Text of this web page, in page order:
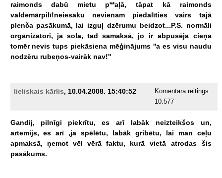
raimonds
dabū mietu p**aļā, tāpat kā
raimonds
valdemārpilī!neiesaku
nevienam piedalīties vairs
tajā
plenča pasākumā, lai izguļ dzērumu beidzot...P.S. normāli
organizatori,
ja sola, tad samaksā, jo ir abpusēja cieņa
tomēr nevis tups piekāsiena mēģinājums ''a es visu naudu
nodzēru rubeņos-vairāk nav!''
lieliskais kārlis, 10.04.2008. 15:40:52
Komentāra reitings:
10.577
Gandij, pilnīgi piekrītu, es arī labāk neizteikšos
un,
artemijs, es arī ,ja spēlētu, labāk gribētu, lai man
ceļu
apmaksā,
ņemot vēl vērā faktu, kurā vietā atrodas
šis
pasākums.